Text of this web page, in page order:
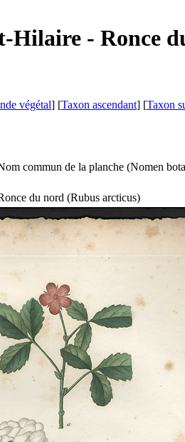
Hilaire - Ronce
végétal] [Taxon ascendant] [Taxon
commun de la planche (Nomen
du nord (Rubus arcticus)